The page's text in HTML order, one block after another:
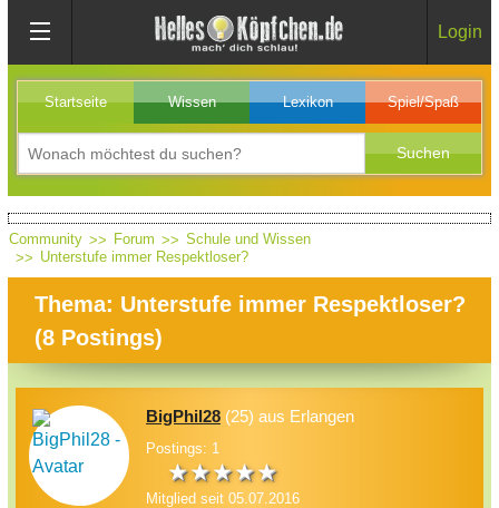
Login
Startseite Wissen Lexikon Spiel/Spaß
Community Forum
Schule und Wissen
Unterstufe immer Respektloser?
Thema: Unterstufe immer Respektloser?
(8 Postings)
BigPhil28 (25) aus Erlangen
Postings: 1
Mitglied seit 05.07.2016